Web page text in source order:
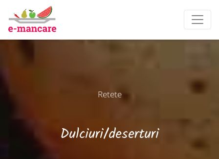
Retete
Dulciuri/deserturi